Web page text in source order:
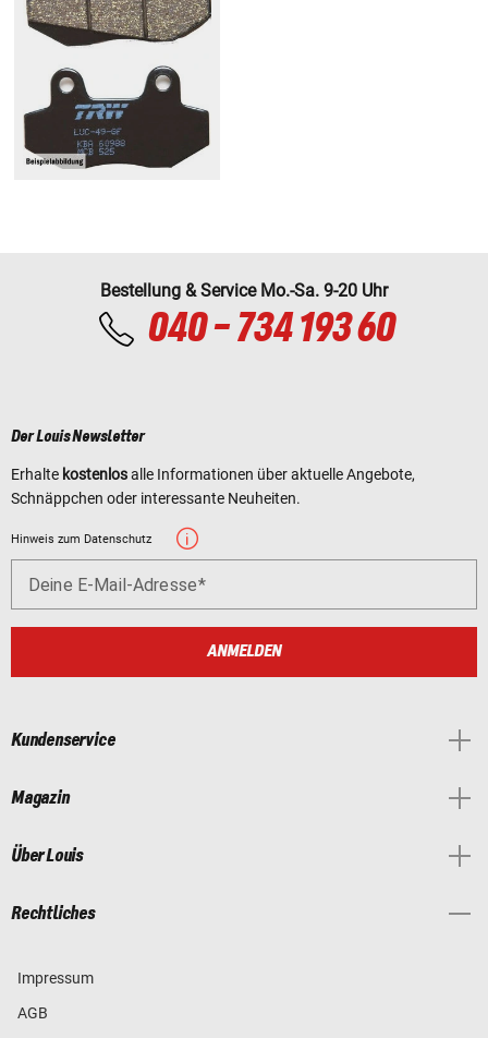
Bestellung & Service Mo.-Sa. 9-20 Uhr
040 - 734 193 60
Der Louis Newsletter
Erhalte kostenlosalle Informationen über aktuelle Angebote,
Schnäppchen oder interessante Neuheiten.
Hinweis zum Datenschutz
Deine E-Mail-Adresse
ANMELDEN
Kundenservice
Magazin
Über Louis
Rechtliches
Impressum
AGB